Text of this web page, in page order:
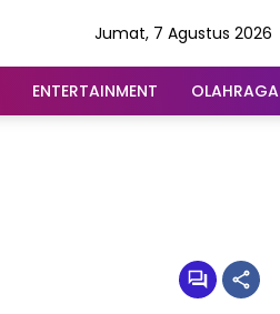
Jumat, 7 Agustus 2026
ENTERTAINMENT OLAHRAGA